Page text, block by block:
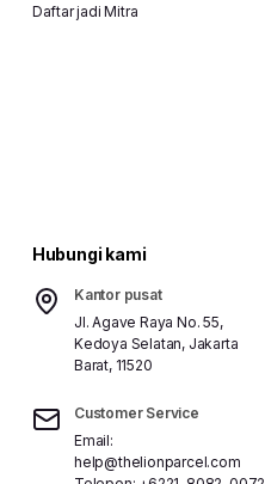
Daftar jadi Mitra
Hubungi kami
Kantor pusat
Jl. Agave Raya No. 55,
Kedoya Selatan, Jakarta
Barat, 11520
Customer Service
Email:
help@thelionparcel.com